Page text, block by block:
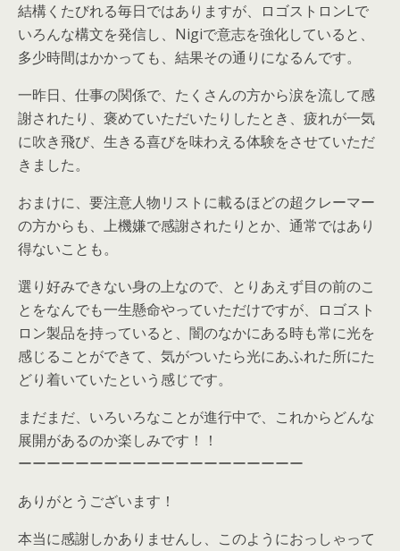
結構くたびれる毎日ではありますが、ロゴストロンLで
いろんな構文を発信し、Nigiで意志を強化していると、
多少時間はかかっても、結果その通りになるんです。
一昨日、仕事の関係で、たくさんの方から涙を流して感
謝されたり、褒めていただいたりしたとき、疲れが一気
に吹き飛び、生きる喜びを味わえる体験をさせていただ
きました。
おまけに、要注意人物リストに載るほどの超クレーマー
の方からも、上機嫌で感謝されたりとか、通常ではあり
得ないことも。
選り好みできない身の上なので、とりあえず目の前のこ
とをなんでも一生懸命やっていただけですが、ロゴスト
ロン製品を持っていると、闇のなかにある時も常に光を
感じることができて、気がついたら光にあふれた所にた
どり着いていたという感じです。
まだまだ、いろいろなことが進行中で、これからどんな
展開があるのか楽しみです！！
ーーーーーーーーーーーーーーーーーーーー
ありがとうございます！
本当に感謝しかありませんし、このようにおっしゃって